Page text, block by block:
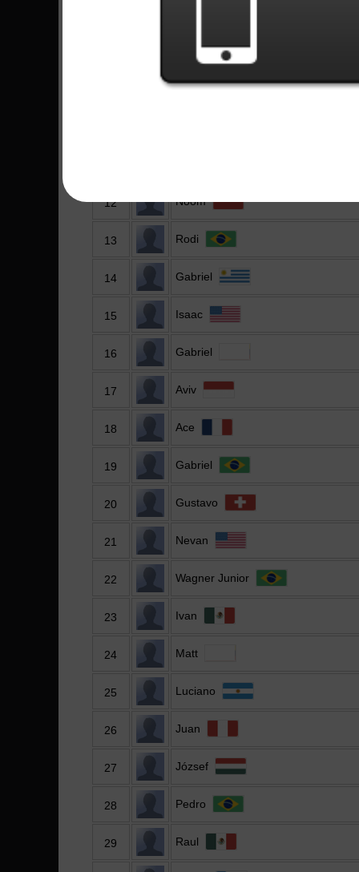
Pedro
Corey
12 Noom
13 Rodi
14 Gabriel
15 Isaac
16 Gabriel
17 Aviv
18 Ace
19 Gabriel
20 Gustavo
21 Nevan
22 Wagner Junior
23 Ivan
24 Matt
25 Luciano
26 Juan
27 József
28 Pedro
29 Raul